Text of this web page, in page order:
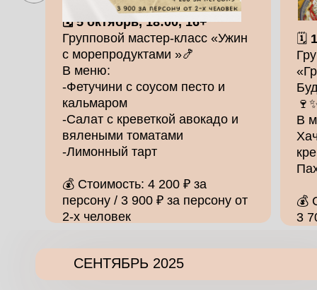
🗓
В
💰
3
🗓 5 октябрь, 18:00, 16+
Групповой мастер-класс «Ужин
с морепродуктами »🍤
В меню:
-Фетучини с соусом песто и
кальмаром
-Салат с креветкой авокадо и
вялеными томатами
-Лимонный тарт
💰 Стоимость: 4 200 ₽ за
персону / 3 900 ₽ за персону от
2-х человек
СЕНТЯБРЬ 2025